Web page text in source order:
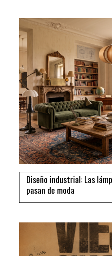
Diseño industrial: Las
pasan de moda